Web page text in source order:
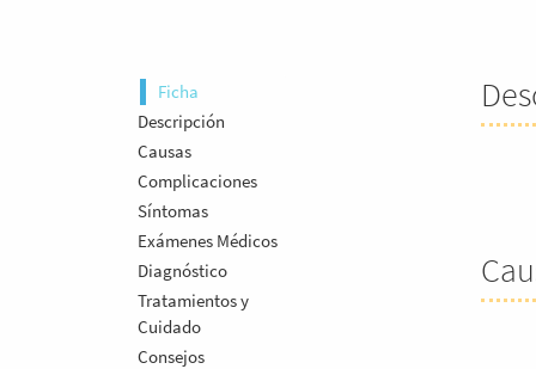
Ficha
Descripción
Causas
Complicaciones
Síntomas
Exámenes Médicos
Diagnóstico
Tratamientos y
Cuidado
Consejos